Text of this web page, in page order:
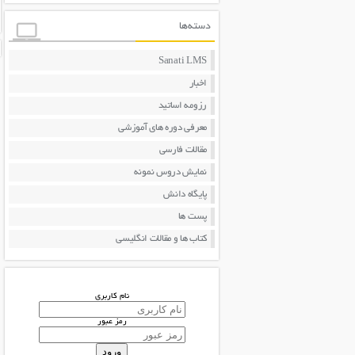
دسته‌ها
Sanati LMS
اخبار
رزومه اساتید
معرفی دوره های آموزشی
مقالات فارسی
نمایش دروس نمونه
پایگاه دانش
پست ها
کتاب ها و مقالات انگلیسی
نام کاربری
رمز عبور